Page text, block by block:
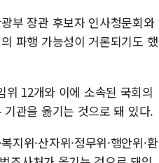
부 장관 후보자 인사청문회와
파행 가능성이 거론되기도 했
12개와 이에 소속된 국회의
관을 옮기는 것으로 돼 있다.
지위·산자위·정무위·행안위·환